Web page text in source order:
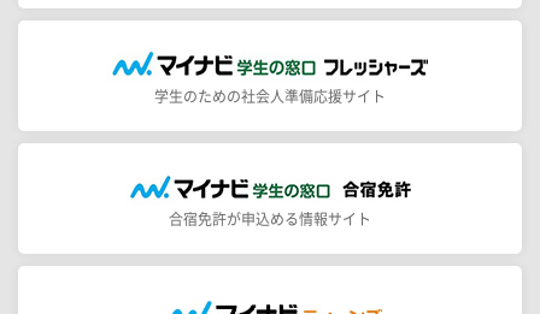
学生のための社会人準備応援サイト
合宿免許が申込める情報サイト